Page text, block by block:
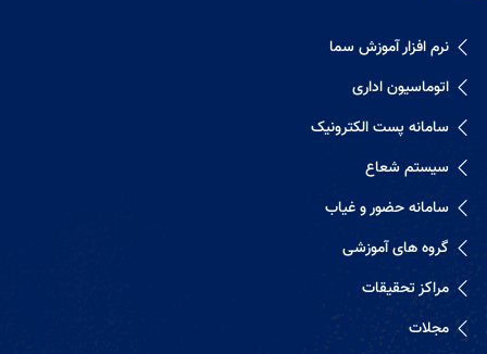
نرم افزار آموزش سما
اتوماسیون اداری
سامانه پست الکترونیک
سیستم شعاع
سامانه حضور و غیاب
گروه های آموزشی
مراکز تحقیقات
مجلات